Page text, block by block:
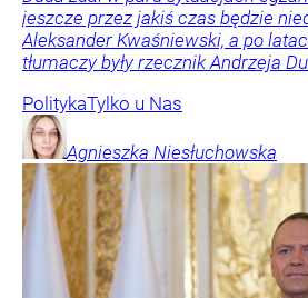
jeszcze przez jakiś czas będzie
Aleksander Kwaśniewski, a po
tłumaczy były rzecznik Andrzeja
PolitykaTylko u Nas
Agnieszka Niesłuchowska